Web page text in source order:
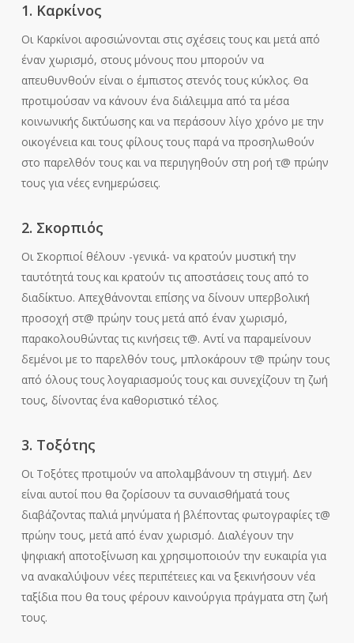
1. Καρκίνος
Οι Καρκίνοι αφοσιώνονται στις σχέσεις τους και μετά από
έναν χωρισμό, στους μόνους που μπορούν να
απευθυνθούν είναι ο έμπιστος στενός τους κύκλος. Θα
προτιμούσαν να κάνουν ένα διάλειμμα από τα μέσα
κοινωνικής δικτύωσης και να περάσουν λίγο χρόνο με την
οικογένεια και τους φίλους τους παρά να προσηλωθούν
στο παρελθόν τους και να περιηγηθούν στη ροή τ@ πρώην
τους για νέες ενημερώσεις.
2. Σκορπιός
Οι Σκορπιοί θέλουν -γενικά- να κρατούν μυστική την
ταυτότητά τους και κρατούν τις αποστάσεις τους από το
διαδίκτυο. Απεχθάνονται επίσης να δίνουν υπερβολική
προσοχή στ@ πρώην τους μετά από έναν χωρισμό,
παρακολουθώντας τις κινήσεις τ@. Αντί να παραμείνουν
δεμένοι με το παρελθόν τους, μπλοκάρουν τ@ πρώην τους
από όλους τους λογαριασμούς τους και συνεχίζουν τη ζωή
τους, δίνοντας ένα καθοριστικό τέλος.
3. Τοξότης
Οι Τοξότες προτιμούν να απολαμβάνουν τη στιγμή. Δεν
είναι αυτοί που θα ζορίσουν τα συναισθήματά τους
διαβάζοντας παλιά μηνύματα ή βλέποντας φωτογραφίες τ@
πρώην τους, μετά από έναν χωρισμό. Διαλέγουν την
ψηφιακή αποτοξίνωση και χρησιμοποιούν την ευκαιρία για
να ανακαλύψουν νέες περιπέτειες και να ξεκινήσουν νέα
ταξίδια που θα τους φέρουν καινούργια πράγματα στη ζωή
τους.